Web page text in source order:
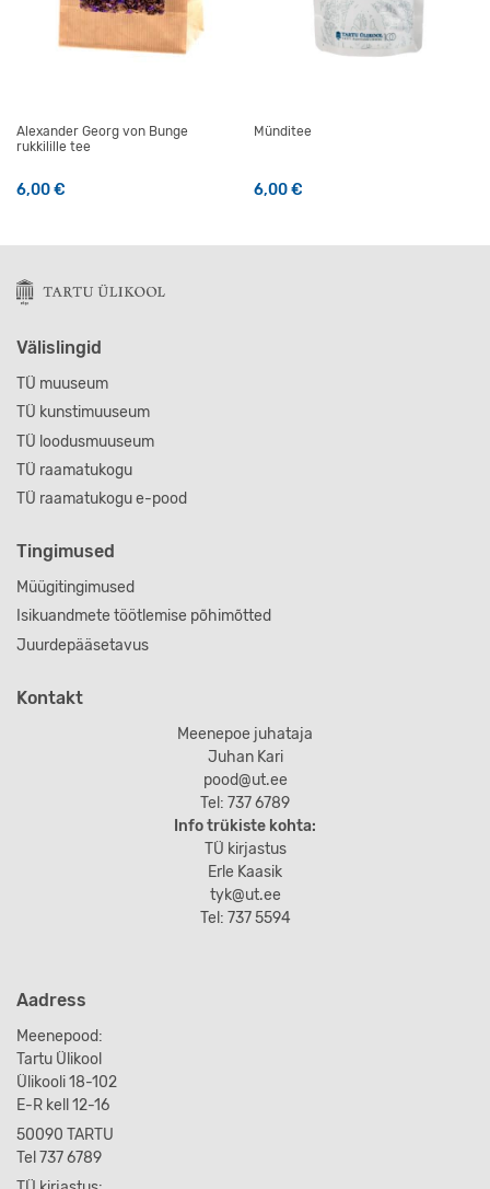
Alexander Georg von Bunge
rukkilille tee
6,00€
Münditee
6,00€
Välislingid
TÜ muuseum
TÜ kunstimuuseum
TÜ loodusmuuseum
TÜ raamatukogu
TÜ raamatukogu e-pood
Tingimused
Müügitingimused
Isikuandmete töötlemise põhimõtted
Juurdepääsetavus
Kontakt
Meenepoe juhataja
Juhan Kari
pood@ut.ee
Tel: 737 6789
Info trükiste kohta:
TÜ kirjastus
Erle Kaasik
tyk@ut.ee
Tel: 737 5594
Aadress
Meenepood:
Tartu Ülikool
Ülikooli 18-102
E-R kell 12-16
50090 TARTU
Tel 737 6789